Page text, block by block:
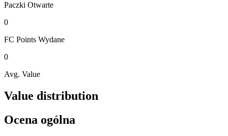
Paczki Otwarte
0
FC Points Wydane
0
Avg. Value
Value distribution
Ocena ogólna